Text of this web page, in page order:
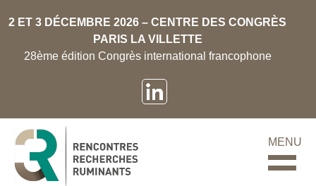
2 ET 3 DÉCEMBRE 2026 – CENTRE DES CONGRÈS
PARIS LA VILLETTE
28ème édition Congrès international francophone
MENU